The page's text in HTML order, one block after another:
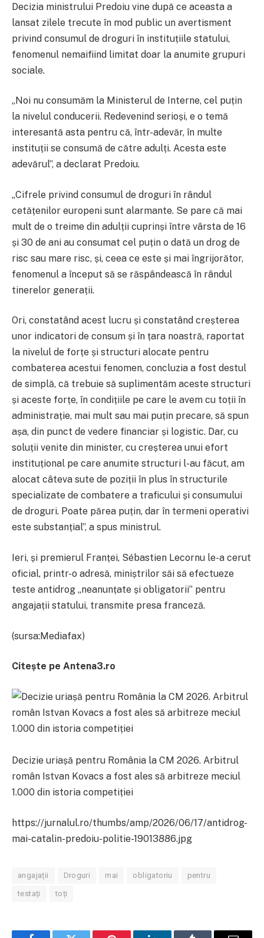
Decizia ministrului Predoiu vine după ce aceasta a
lansat zilele trecute în mod public un avertisment
privind consumul de droguri în instituțiile statului,
fenomenul nemaifiind limitat doar la anumite grupuri
sociale.
„Noi nu consumăm la Ministerul de Interne, cel puțin
la nivelul conducerii. Redevenind serioși, e o temă
interesantă asta pentru că, într-adevăr, în multe
instituții se consumă de către adulți. Acesta este
adevărul”, a declarat Predoiu.
„Cifrele privind consumul de droguri în rândul
cetățenilor europeni sunt alarmante. Se pare că mai
mult de o treime din adulții cuprinși între vârsta de 16
și 30 de ani au consumat cel puțin o dată un drog de
risc sau mare risc, și, ceea ce este și mai îngrijorător,
fenomenul a început să se răspândească în rândul
tinerelor generații.
Ori, constatând acest lucru și constatând creșterea
unor indicatori de consum și în țara noastră, raportat
la nivelul de forțe și structuri alocate pentru
combaterea acestui fenomen, concluzia a fost destul
de simplă, că trebuie să suplimentăm aceste structuri
și aceste forțe, în condițiile pe care le avem cu toții în
administrație, mai mult sau mai puțin precare, să spun
așa, din punct de vedere financiar și logistic. Dar, cu
soluții venite din minister, cu creșterea unui efort
instituțional pe care anumite structuri l-au făcut, am
alocat câteva sute de poziții în plus în structurile
specializate de combatere a traficului și consumului
de droguri. Poate părea puțin, dar în termeni operativi
este substanțial”, a spus ministrul.
Ieri, și premierul Franței, Sébastien Lecornu le-a cerut
oficial, printr-o adresă, miniștrilor săi să efectueze
teste antidrog „neanunțate și obligatorii” pentru
angajații statului, transmite presa franceză.
(sursa:Mediafax)
Citește pe Antena3.ro
Decizie uriașă pentru România la CM 2026. Arbitrul
român Istvan Kovacs a fost ales să arbitreze meciul
1.000 din istoria competiției
https://jurnalul.ro/thumbs/amp/2026/06/17/antidrog-
mai-catalin-predoiu-politie-19013886.jpg
angajații Droguri mai obligatoriu pentru
testați toți